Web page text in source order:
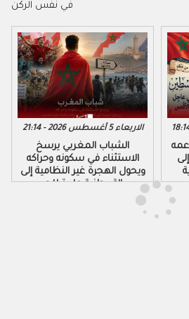
في نفس الركن
الاربعاء 5 أغسطس 2026 - 21:14
الشباب المغربي يرسخ
الاستثناء في سكونه وحراكه
ويحول الهجرة غير النظامية إلى
رسالة وطنية عابرة للحدود